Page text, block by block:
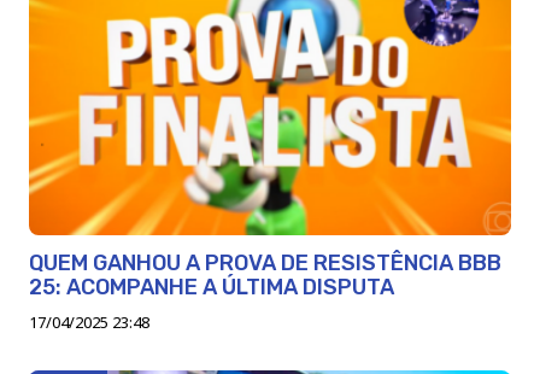
QUEM GANHOU A PROVA DE RESISTÊNCIA BBB
25: ACOMPANHE A ÚLTIMA DISPUTA
17/04/2025 23:48